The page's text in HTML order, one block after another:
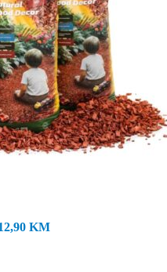
KMTrenutna